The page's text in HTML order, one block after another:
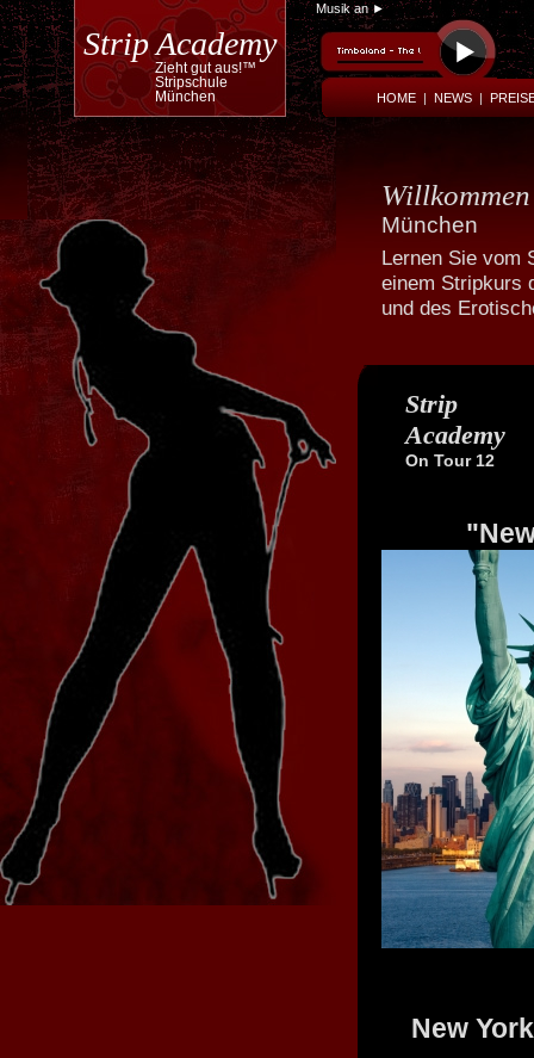
Strip Academy
Zieht gut aus!™
Stripschule
München
Powered by Translate
HOME | NEWS |
Musik an ►
München
Lernen Sie vom
einem Stripkurs
und des
Strip
Academy
On Tour 12
New